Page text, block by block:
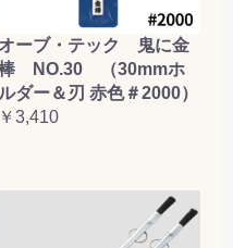
オーブ・テック 鬼に金
NO.30 （30mmホ
ダー＆刃 赤色＃2000）
￥3,410